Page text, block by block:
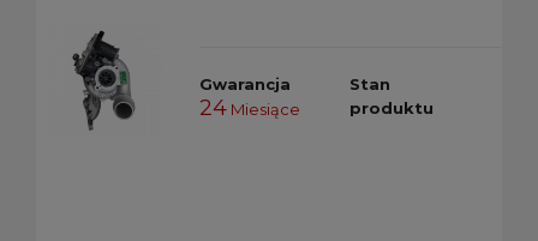
Gwarancja
24Miesiące
Stan
produktu